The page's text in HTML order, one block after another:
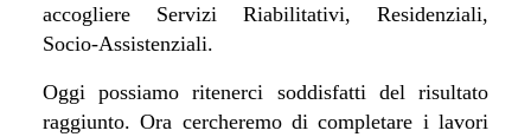
accogliere Servizi Riabilitativi, Residenziali,
Socio-Assistenziali.
Oggi possiamo ritenerci soddisfatti del risultato
raggiunto. Ora cercheremo di completare i lavori